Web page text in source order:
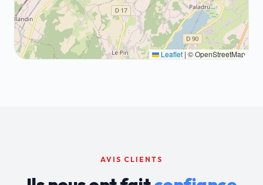
Leaflet | © OpenStreetMap
AVIS CLIENTS